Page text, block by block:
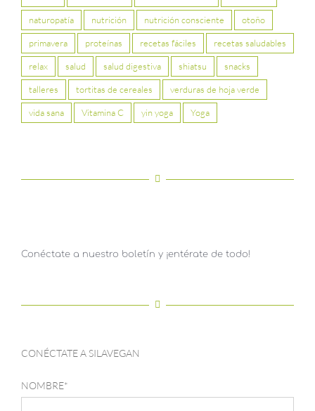
naturopatía nutrición nutrición consciente otoño
primavera proteínas recetas fáciles recetas saludables
relax salud salud digestiva shiatsu snacks
talleres tortitas de cereales verduras de hoja verde
vida sana Vitamina C yin yoga Yoga
Conéctate a nuestro boletín y ¡entérate de todo!
CONÉCTATE A SILAVEGAN
NOMBRE*